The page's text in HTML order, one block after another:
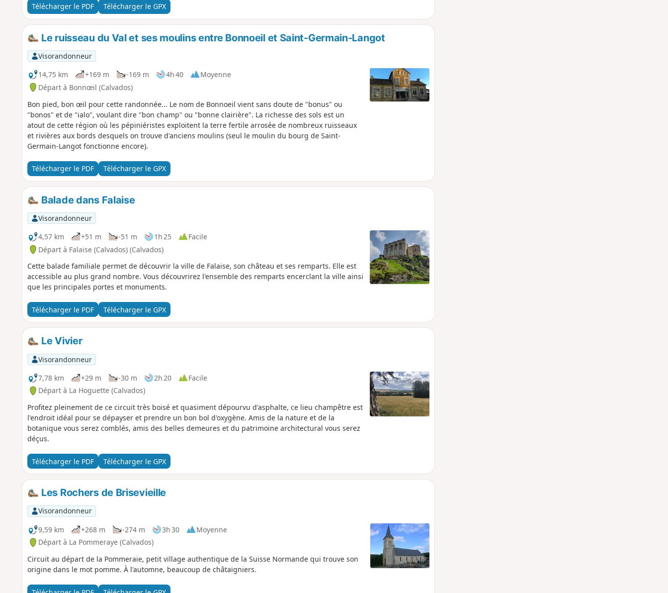
Télécharger le PDF Télécharger le GPX
Le ruisseau du Val et ses moulins entre Bonnoeil et Saint-Germain-Langot
Visorandonneur
14,75 km
+169 m -169 m 4h 40
Moyenne
Départ à Bonnœil (Calvados)
Bon pied, bon œil pour cette randonnée... Le nom de Bonnoeil vient sans doute de "bonus" ou
"bonos" et de "ialo", voulant dire "bon champ" ou "bonne clairière". La richesse des sols est un
atout de cette région où les pépiniéristes exploitent la terre fertile arrosée de nombreux ruisseaux
et rivières aux bords desquels on trouve d'anciens moulins (seul le moulin du bourg de Saint-
Germain-Langot fonctionne encore).
Télécharger le PDF Télécharger le GPX
Balade dans Falaise
Visorandonneur
4,57 km
+51 m -51 m 1h 25
Facile
Départ à Falaise (Calvados) (Calvados)
Cette balade familiale permet de découvrir la ville de Falaise, son château et ses remparts. Elle est
accessible au plus grand nombre. Vous découvrirez l'ensemble des remparts encerclant la ville ainsi
que les principales portes et monuments.
Télécharger le PDF Télécharger le GPX
Le Vivier
Visorandonneur
7,78 km
+29 m -30 m 2h 20
Facile
Départ à La Hoguette (Calvados)
Profitez pleinement de ce circuit très boisé et quasiment dépourvu d'asphalte, ce lieu champêtre est
l'endroit idéal pour se dépayser et prendre un bon bol d'oxygène. Amis de la nature et de la
botanique vous serez comblés, amis des belles demeures et du patrimoine architectural vous serez
déçus.
Télécharger le PDF Télécharger le GPX
Les Rochers de Brisevieille
Visorandonneur
9,59 km
+268 m -274 m 3h 30
Moyenne
Départ à La Pommeraye (Calvados)
Circuit au départ de la Pommeraie, petit village authentique de la Suisse Normande qui trouve son
origine dans le mot pomme. À l'automne, beaucoup de châtaigniers.